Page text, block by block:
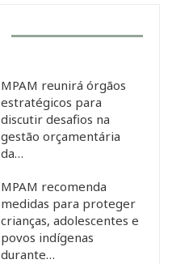
MPAM reunirá órgãos
estratégicos para
discutir desafios na
gestão orçamentária
da…
MPAM recomenda
medidas para proteger
crianças, adolescentes e
povos indígenas
durante…